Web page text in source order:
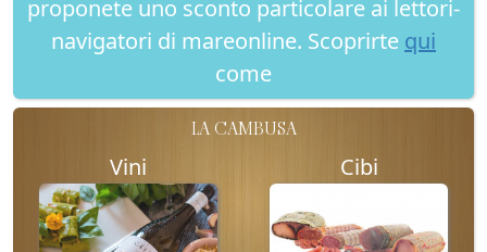
proponete uno sconto particolare ai lettori-
navigatori di mareonline. Scoprirte qui
come
LA CAMBUSA
Vini Cibi